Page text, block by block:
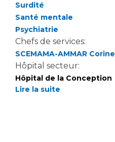
Surdité
Santé mentale
Psychiatrie
Chefs de services:
SCEMAMA-AMMAR Corine
Hôpital secteur:
Hôpital de la Conception
Lire la suite